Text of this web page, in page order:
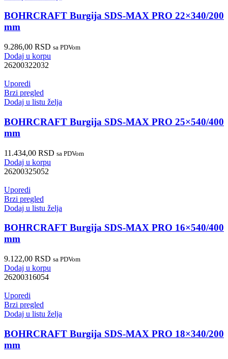
BOHRCRAFT Burgija SDS-MAX PRO 22×340/200
mm
9.286,00 RSD sa PDVom
Dodaj u korpu
26200322032
Uporedi
Brzi pregled
Dodaj u listu želja
BOHRCRAFT Burgija SDS-MAX PRO 25×540/400
mm
11.434,00 RSD sa PDVom
Dodaj u korpu
26200325052
Uporedi
Brzi pregled
Dodaj u listu želja
BOHRCRAFT Burgija SDS-MAX PRO 16×540/400
mm
9.122,00 RSD sa PDVom
Dodaj u korpu
26200316054
Uporedi
Brzi pregled
Dodaj u listu želja
BOHRCRAFT Burgija SDS-MAX PRO 18×340/200
mm